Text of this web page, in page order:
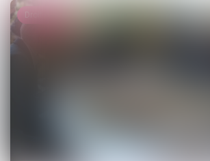
Droit public